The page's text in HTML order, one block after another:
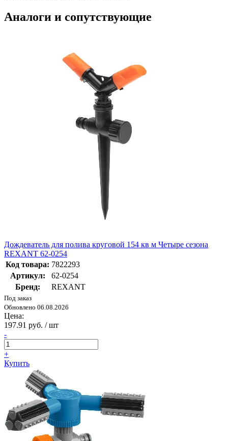
Аналоги и сопутствующие
Дождеватель для полива круговой 154 кв м Четыре сезона
REXANT 62-0254
Код товара: 7822293
Артикул:
62-0254
Бренд:
REXANT
Под заказ
Обновлено 06.08.2026
Цена:
197.91 руб. / шт
-
+
Купить